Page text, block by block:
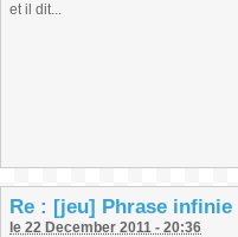
et il dit...
Re : [jeu] Phrase infinie
le 22 December 2011 - 20:36